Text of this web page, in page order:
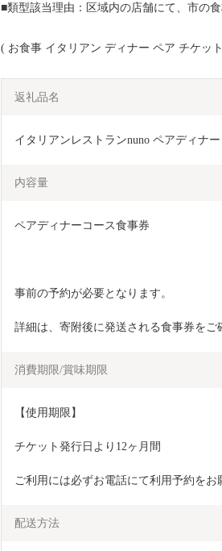
■類型該当理由：区域内の店舗にて、市の食
( お食事 イタリアン ディナー ペア チケッ
返礼品名
イタリアンレストランnuno ペアディナー
内容量
ペアディナーコース食事券
事前の予約が必要となります。
詳細は、寄附後に発送される食事券をご
消費期限/賞味期限
【使用期限】
チケット発行日より12ヶ月間
ご利用には必ずお電話にて利用予約をお
配送方法